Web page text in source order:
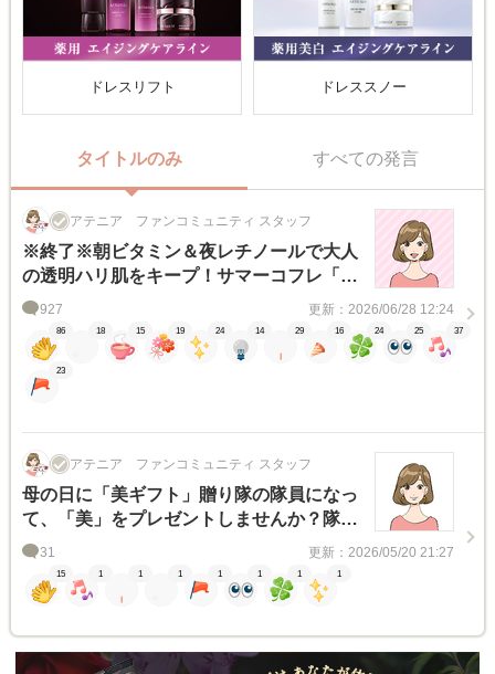
ドレスリフト ドレススノー
タイトルのみ すべての発言
アテニア ファンコミュニティ スタッフ
※終了※朝ビタミン＆夜レチノールで大人
の透明ハリ肌をキープ！サマーコフレ「ス
キンディフェンサー」レビュアー20名様募
集！
927 更新：2026/06/28 12:24
86 18 15 19 24 14 29 16 24 25 37
23
アテニア ファンコミュニティ スタッフ
母の日に「美ギフト」贈り隊の隊員になっ
て、「美」をプレゼントしませんか？隊員
レポート
31 更新：2026/05/20 21:27
15 1 1 1 1 1 1 1